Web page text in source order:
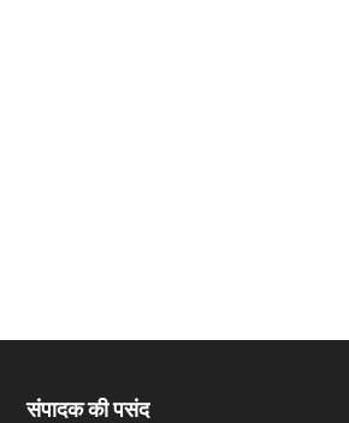
संपादक की पसंद